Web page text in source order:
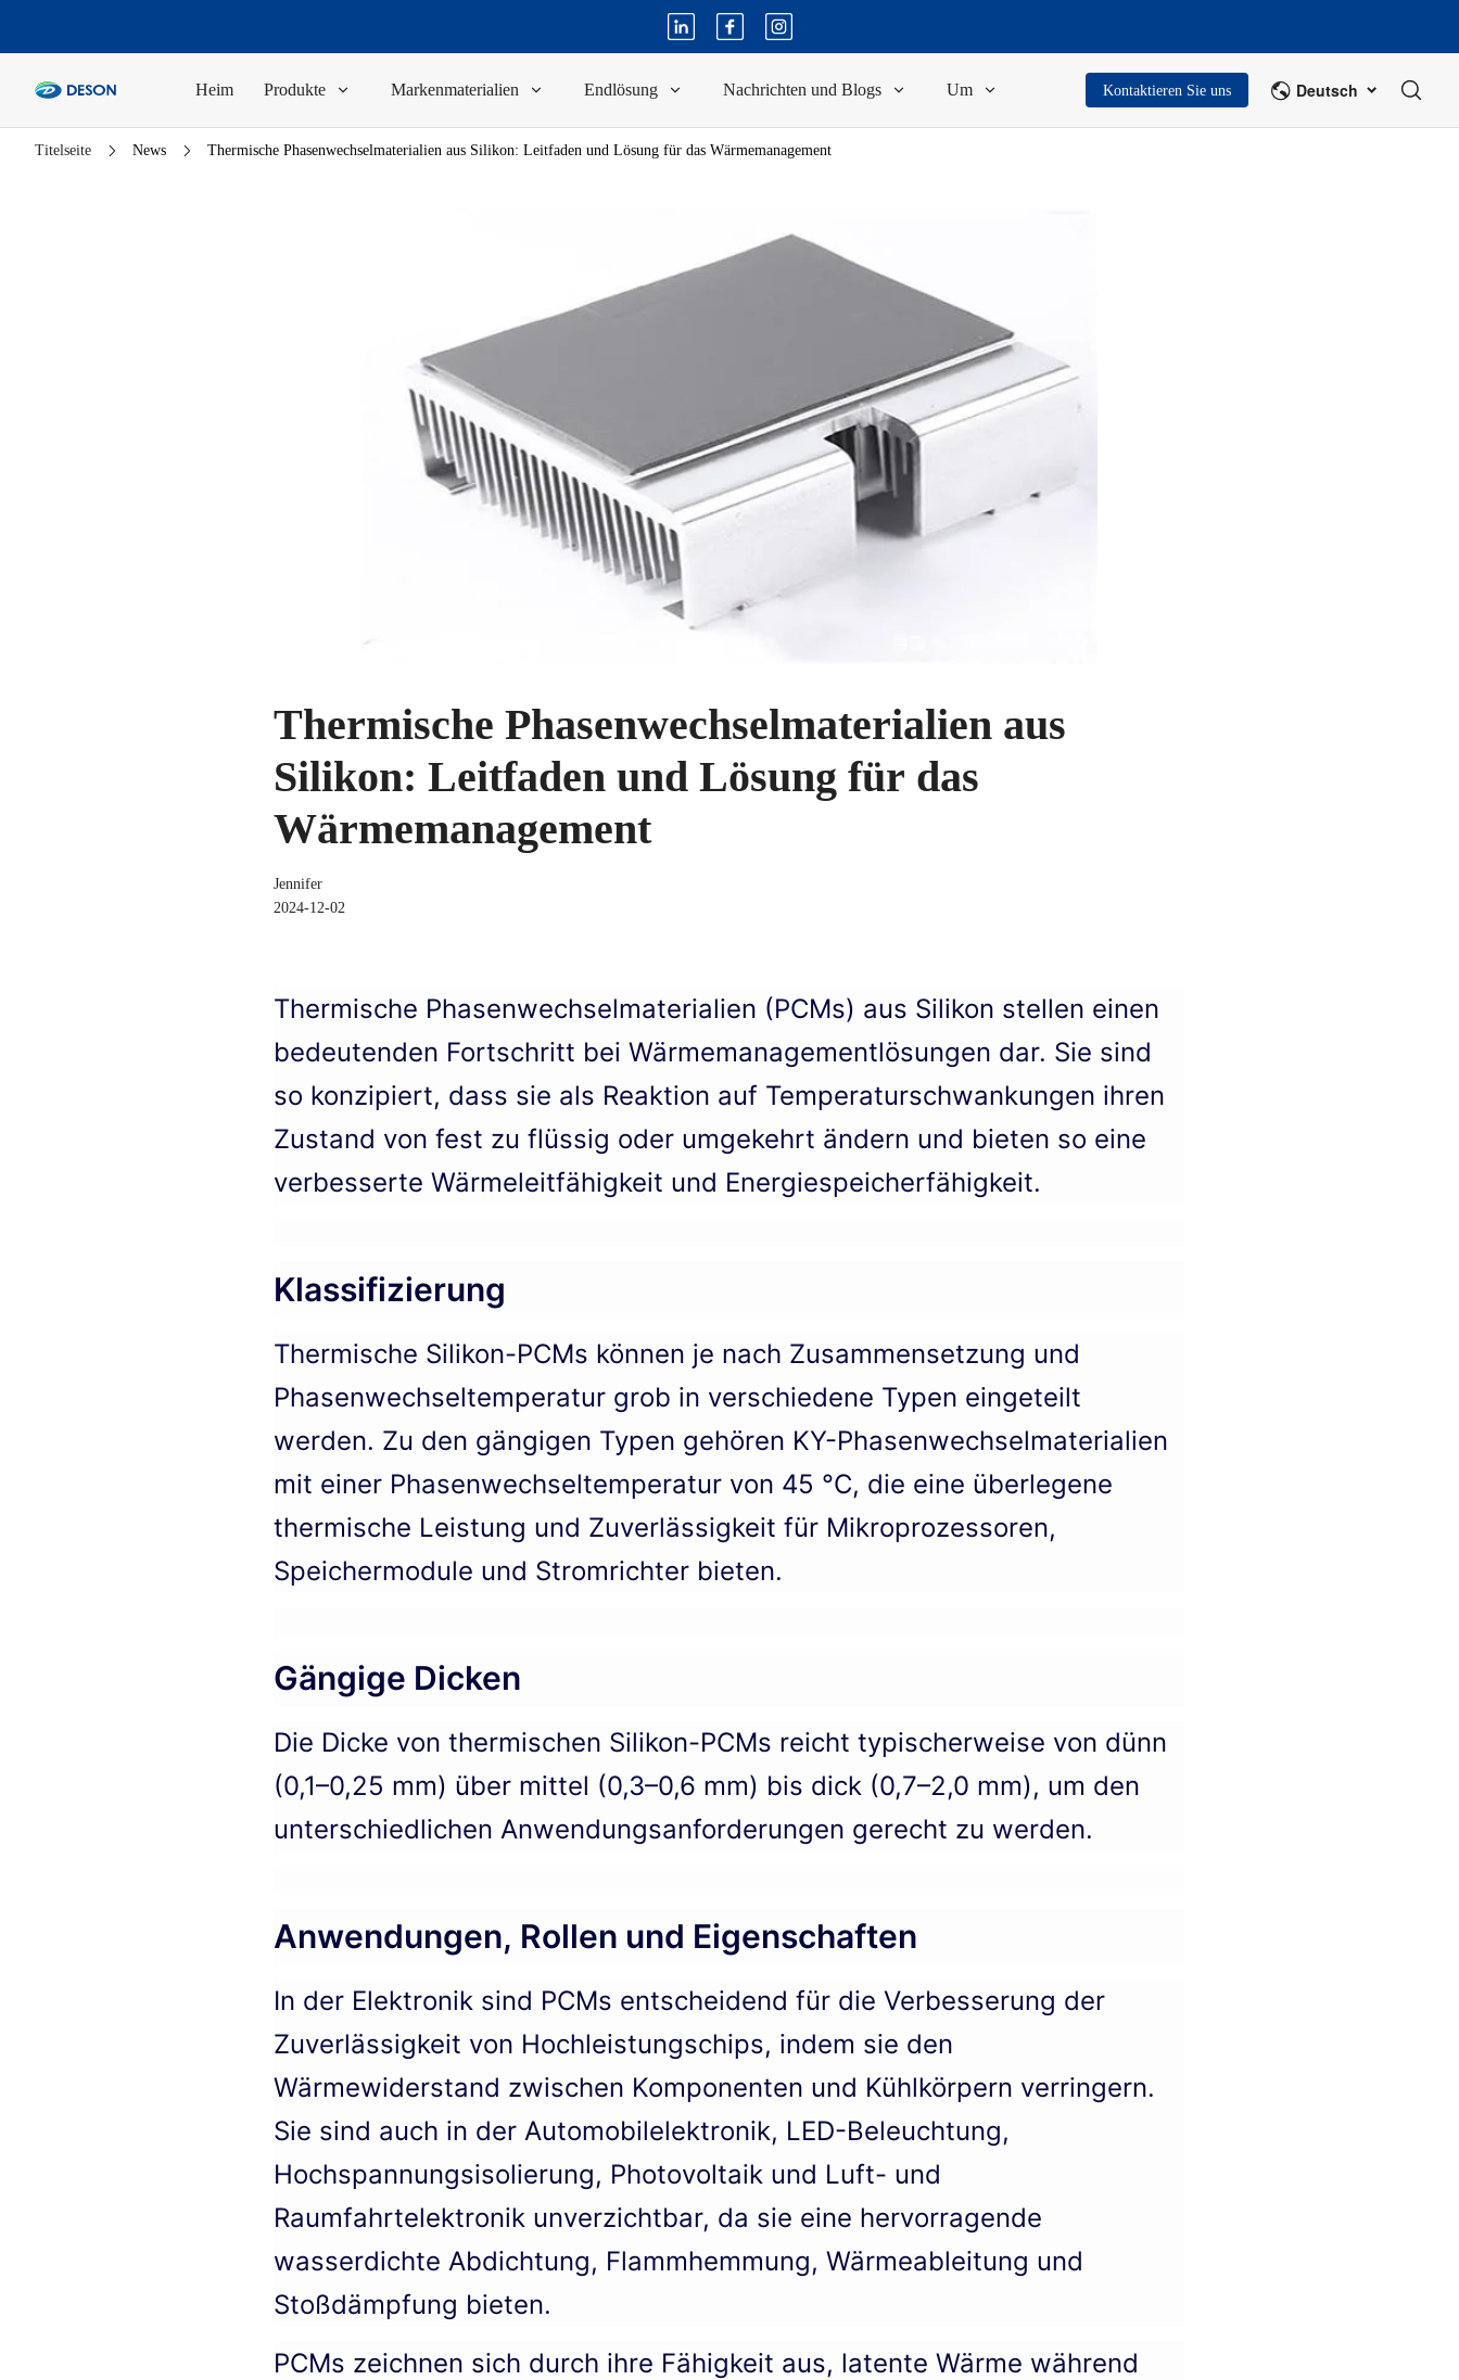
Heim Produkte Markenmaterialien Endlösung Nachrichten und Blogs Um Kontaktieren Sie uns Deutsch
Titelseite News Thermische Phasenwechselmaterialien aus Silikon: Leitfaden und Lösung für das Wärmemanagement
Thermische Phasenwechselmaterialien aus
Silikon: Leitfaden und Lösung für das
Wärmemanagement
Jennifer
2024-12-02
Thermische Phasenwechselmaterialien (PCMs) aus Silikon stellen einen
bedeutenden Fortschritt bei Wärmemanagementlösungen dar. Sie sind
so konzipiert, dass sie als Reaktion auf Temperaturschwankungen ihren
Zustand von fest zu flüssig oder umgekehrt ändern und bieten so eine
verbesserte Wärmeleitfähigkeit und Energiespeicherfähigkeit.
Klassifizierung
Thermische Silikon-PCMs können je nach Zusammensetzung und
Phasenwechseltemperatur grob in verschiedene Typen eingeteilt
werden. Zu den gängigen Typen gehören KY-Phasenwechselmaterialien
mit einer Phasenwechseltemperatur von 45 °C, die eine überlegene
thermische Leistung und Zuverlässigkeit für Mikroprozessoren,
Speichermodule und Stromrichter bieten.
Gängige Dicken
Die Dicke von thermischen Silikon-PCMs reicht typischerweise von dünn
(0,1–0,25 mm) über mittel (0,3–0,6 mm) bis dick (0,7–2,0 mm), um den
unterschiedlichen Anwendungsanforderungen gerecht zu werden.
Anwendungen, Rollen und Eigenschaften
In der Elektronik sind PCMs entscheidend für die Verbesserung der
Zuverlässigkeit von Hochleistungschips, indem sie den
Wärmewiderstand zwischen Komponenten und Kühlkörpern verringern.
Sie sind auch in der Automobilelektronik, LED-Beleuchtung,
Hochspannungsisolierung, Photovoltaik und Luft- und
Raumfahrtelektronik unverzichtbar, da sie eine hervorragende
wasserdichte Abdichtung, Flammhemmung, Wärmeableitung und
Stoßdämpfung bieten.
PCMs zeichnen sich durch ihre Fähigkeit aus, latente Wärme während